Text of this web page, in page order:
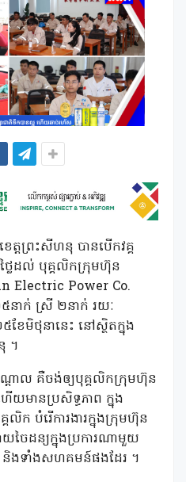
ត្តព្រះសីហនុ បានបើកវគ្គ
លៃដល់ បុគ្គលិកក្រុមហ៊ុន
Electric Power Co.
ាក់ ស្រី ២នាក់ រយៈ
ខែមិថុនានេះ នៅស្ថិតក្នុង
។
តាល គឺចង់ឲ្យបុគ្គលិកក្រុមហ៊ុន
ើយមានប្រសិទ្ធភាព ក្នុង
លិក បំរើការងារក្នុងក្រុមហ៊ុន
យចៃដន្យក្នុងប្រការណាមួយ
រ និងទាំងសហគមន៍ផងដែរ ។